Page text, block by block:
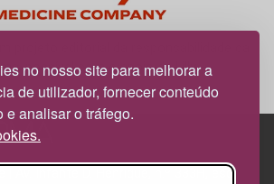
no nosso site para melhorar a
de utilizador, fornecer conteúdo
e analisar o tráfego.
possível com o apoio da Lilly.
| Av. Infante D. Henrique, n.º 333H, esc.